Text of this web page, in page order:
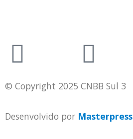
© Copyright 2025 CNBB Sul 3
Desenvolvido por Masterpress